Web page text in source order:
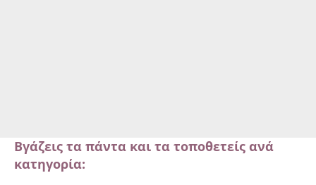
Βγάζεις τα πάντα και τα τοποθετείς ανά
κατηγορία: